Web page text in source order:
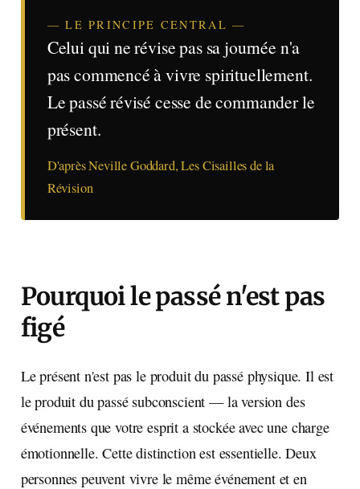
— LE PRINCIPE CENTRAL —
Celui qui ne révise pas sa journée n'a
pas commencé à vivre spirituellement.
Le passé révisé cesse de commander le
présent.
D'après Neville Goddard, Les Cisailles de la
Révision
Pourquoi le passé n'est pas
figé
Le présent n'est pas le produit du passé physique. Il est
le produit du passé subconscient — la version des
événements que votre esprit a stockée avec une charge
émotionnelle. Cette distinction est essentielle. Deux
personnes peuvent vivre le même événement et en